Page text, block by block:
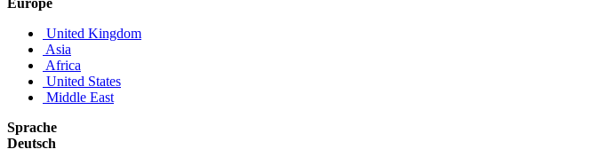
Europe
United Kingdom
Asia
Africa
United States
Middle East
Sprache
Deutsch